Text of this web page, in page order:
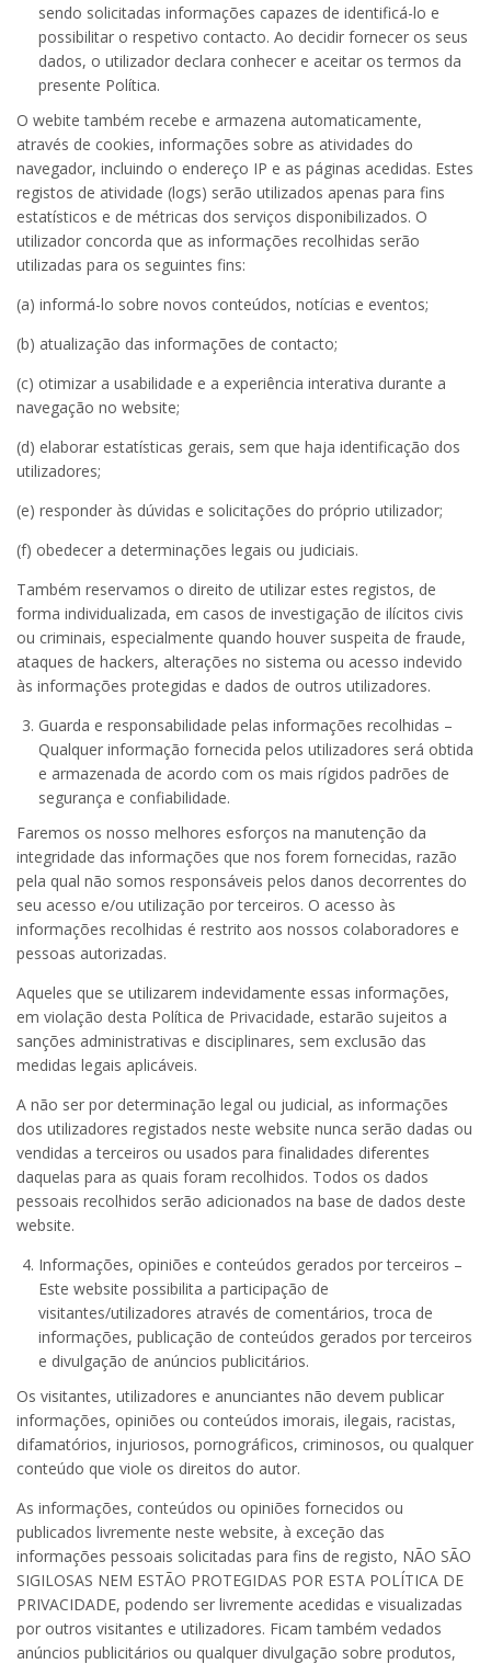
sendo solicitadas informações capazes de identificá-lo e
possibilitar o respetivo contacto. Ao decidir fornecer os seus
dados, o utilizador declara conhecer e aceitar os termos da
presente Política.
O webite também recebe e armazena automaticamente,
através de cookies, informações sobre as atividades do
navegador, incluindo o endereço IP e as páginas acedidas. Estes
registos de atividade (logs) serão utilizados apenas para fins
estatísticos e de métricas dos serviços disponibilizados. O
utilizador concorda que as informações recolhidas serão
utilizadas para os seguintes fins:
(a) informá-lo sobre novos conteúdos, notícias e eventos;
(b) atualização das informações de contacto;
(c) otimizar a usabilidade e a experiência interativa durante a
navegação no website;
(d) elaborar estatísticas gerais, sem que haja identificação dos
utilizadores;
(e) responder às dúvidas e solicitações do próprio utilizador;
(f) obedecer a determinações legais ou judiciais.
Também reservamos o direito de utilizar estes registos, de
forma individualizada, em casos de investigação de ilícitos civis
ou criminais, especialmente quando houver suspeita de fraude,
ataques de hackers, alterações no sistema ou acesso indevido
às informações protegidas e dados de outros utilizadores.
Guarda e responsabilidade pelas informações recolhidas –
Qualquer informação fornecida pelos utilizadores será obtida
e armazenada de acordo com os mais rígidos padrões de
segurança e confiabilidade.
Faremos os nosso melhores esforços na manutenção da
integridade das informações que nos forem fornecidas, razão
pela qual não somos responsáveis pelos danos decorrentes do
seu acesso e/ou utilização por terceiros. O acesso às
informações recolhidas é restrito aos nossos colaboradores e
pessoas autorizadas.
Aqueles que se utilizarem indevidamente essas informações,
em violação desta Política de Privacidade, estarão sujeitos a
sanções administrativas e disciplinares, sem exclusão das
medidas legais aplicáveis.
A não ser por determinação legal ou judicial, as informações
dos utilizadores registados neste website nunca serão dadas ou
vendidas a terceiros ou usados para finalidades diferentes
daquelas para as quais foram recolhidos. Todos os dados
pessoais recolhidos serão adicionados na base de dados deste
website.
Informações, opiniões e conteúdos gerados por terceiros –
Este website possibilita a participação de
visitantes/utilizadores através de comentários, troca de
informações, publicação de conteúdos gerados por terceiros
e divulgação de anúncios publicitários.
Os visitantes, utilizadores e anunciantes não devem publicar
informações, opiniões ou conteúdos imorais, ilegais, racistas,
difamatórios, injuriosos, pornográficos, criminosos, ou qualquer
conteúdo que viole os direitos do autor.
As informações, conteúdos ou opiniões fornecidos ou
publicados livremente neste website, à exceção das
informações pessoais solicitadas para fins de registo, NÃO SÃO
SIGILOSAS NEM ESTÃO PROTEGIDAS POR ESTA POLÍTICA DE
PRIVACIDADE, podendo ser livremente acedidas e visualizadas
por outros visitantes e utilizadores. Ficam também vedados
anúncios publicitários ou qualquer divulgação sobre produtos,